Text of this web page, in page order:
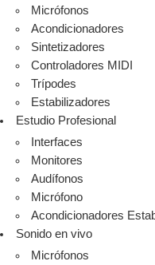
Micrófonos
Acondicionadores
Sintetizadores
Controladores MIDI
Trípodes
Estabilizadores
Estudio Profesional
Interfaces
Monitores
Audífonos
Micrófono
Acondicionadores
Sonido en vivo
Micrófonos